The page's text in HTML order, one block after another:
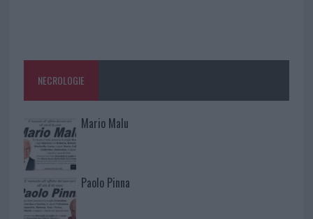
NECROLOGIE
Mario Malu
Paolo Pinna